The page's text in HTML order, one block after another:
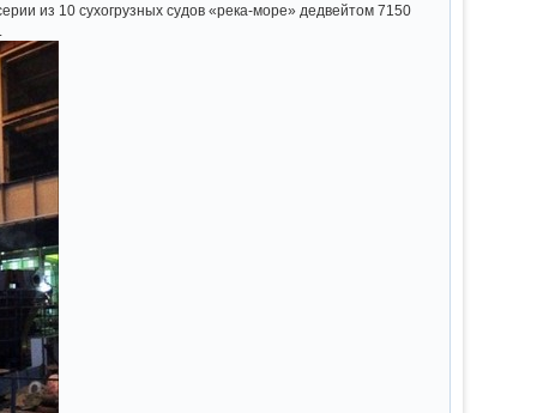
из 10 сухогрузных судов «река-море» дедвейтом 7150